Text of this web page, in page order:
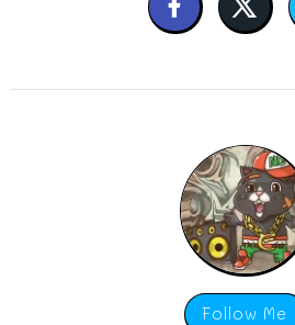
Follow Me